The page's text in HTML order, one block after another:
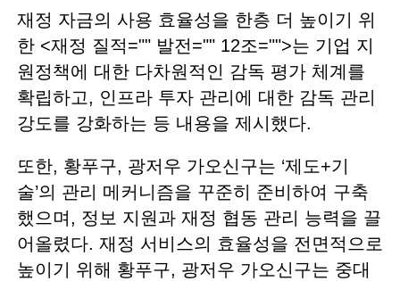
재정 자금의 사용 효율성을 한층 더 높이기 위
한 <재정 질적="" 발전="" 12조="">는 기업 지
원정책에 대한 다차원적인 감독 평가 체계를
확립하고, 인프라 투자 관리에 대한 감독 관리
강도를 강화하는 등 내용을 제시했다.
또한, 황푸구, 광저우 가오신구는 ‘제도+기
술’의 관리 메커니즘을 꾸준히 준비하여 구축
했으며, 정보 지원과 재정 협동 관리 능력을 끌
어올렸다. 재정 서비스의 효율성을 전면적으로
높이기 위해 황푸구, 광저우 가오신구는 중대